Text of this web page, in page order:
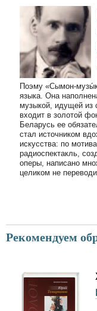
Поэму «Сымон-
языка. Она
музыкой, идущей из
входит в золотой
Беларусь ее
стал источником
искусства: по
радиоспектакль,
оперы, написано
целиком не
Рекомендуем